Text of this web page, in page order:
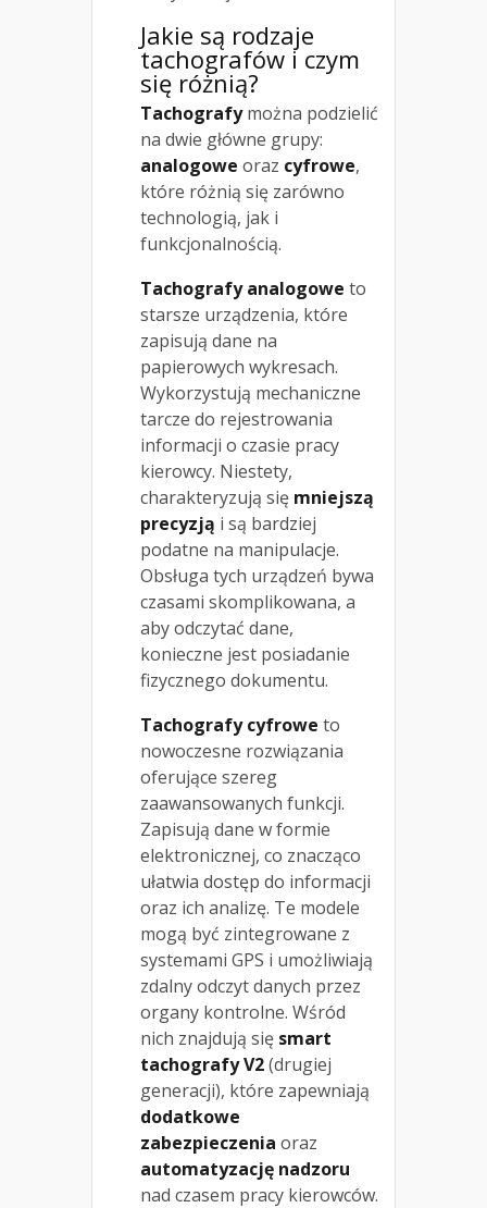
Jakie są rodzaje
tachografów i czym
się różnią?
Tachografymożna podzielić
na dwie główne grupy:
analogowe oraz cyfrowe,
które różnią się zarówno
technologią, jak i
funkcjonalnością.
Tachografy analogowe to
starsze urządzenia, które
zapisują dane na
papierowych wykresach.
Wykorzystują mechaniczne
tarcze do rejestrowania
informacji o czasie pracy
kierowcy. Niestety,
charakteryzują się mniejszą
precyzją i są bardziej
podatne na manipulacje.
Obsługa tych urządzeń bywa
czasami skomplikowana, a
aby odczytać dane,
konieczne jest posiadanie
fizycznego dokumentu.
Tachografy cyfrowe to
nowoczesne rozwiązania
oferujące szereg
zaawansowanych funkcji.
Zapisują dane w formie
elektronicznej, co znacząco
ułatwia dostęp do informacji
oraz ich analizę. Te modele
mogą być zintegrowane z
systemami GPS i umożliwiają
zdalny odczyt danych przez
organy kontrolne. Wśród
nich znajdują się smart
tachografy V2(drugiej
generacji), które zapewniają
dodatkowe
zabezpieczenia oraz
automatyzację nadzoru
nad czasem pracy kierowców.